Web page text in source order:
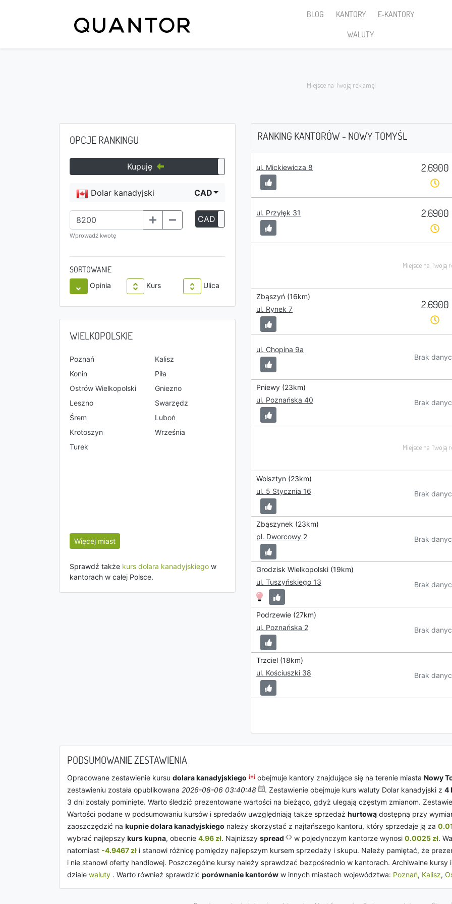
BLOG KANTORY
E-KANTORY
WALUTY
OPCJE RANKINGU
Kupuję Sprzedaję
Dolar kanadyjski CAD
Wprowadź kwotę
CAD
SORTOWANIE
Opinia Kurs Ulica
WIELKOPOLSKIE
Poznań
Kalisz
Konin
Piła
Ostrów Wielkopolski
Gniezno
Leszno
Swarzędz
Śrem
Luboń
Krotoszyn
Września
Turek
Więcej miast
Sprawdź także kurs dolara kanadyjskiego w
kantorach w całej Polsce.
RANKING KANTORÓW - NOWY TOMYŚL
ul. Mickiewicza 8 2.6900
ul. Przyłęk 31 2.6900
Zbąszyń (16km)
ul. Rynek 7
2.6900
ul. Chopina 9a
Brak
Pniewy (23km)
ul. Poznańska 40
Brak
Wolsztyn (23km)
ul. 5 Stycznia 16
Brak
Zbąszynek (23km)
pl. Dworcowy 2
Brak
Grodzisk Wielkopolski (19km)
ul. Tuszyńskiego 13
Brak
Podrzewie (27km)
ul. Poznańska 2
Brak
Trzciel (18km)
ul. Kościuszki 38
Brak
PODSUMOWANIE ZESTAWIENIA
Opracowane zestawienie kursu dolara kanadyjskiego obejmuje kantory znajdujące się na terenie miasta Nowy
zestawieniu została opublikowana 2026-08-06 03:40:48 . Zestawienie obejmuje kurs waluty Dolar kanadyjski z 4
3 dni zostały pominięte. Warto śledzić prezentowane wartości na bieżąco, gdyż ulegają częstym zmianom.
Wartości podane w podsumowaniu kursów i spredaów uwzględniają także sprzedaż hurtową dostępną przy
zaoszczędzić na kupnie dolara kanadyjskiego należy skorzystać z najtańszego kantoru, który sprzedaje ją za
wybrać najlepszy kurs kupna, obecnie 4.96 zł. Najniższy spread w pojedynczym kantorze wynosi 0.0025 zł.
natomiast -4.9467 zł i stanowi różnicę pomiędzy najlepszym kursem sprzedaży i skupu. Należy pamiętać, że
i nie stanowi oferty handlowej. Poszczególne kursy należy sprawdzać bezpośrednio w kantorach. Archiwalne
dziale waluty . Warto również sprawdzić porównanie kantorów w innych miastach województwa: Poznań, Kalisz,